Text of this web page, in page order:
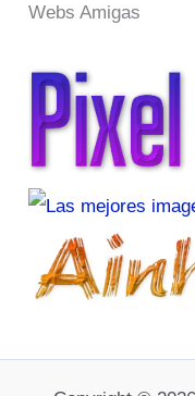
Webs Amigas